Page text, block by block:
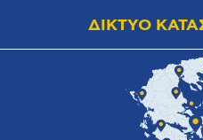
ΔΙΚΤΥΟ